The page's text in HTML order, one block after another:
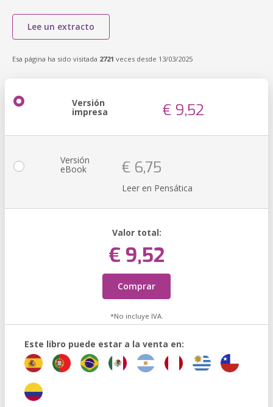
Lee un extracto
Esa página ha sido visitada 2721 veces desde 13/03/2025
Versión
impresa € 9,52
Versión
eBook € 6,75
Leer en Pensática
Valor total:
€ 9,52
Comprar
*No incluye IVA.
Este libro puede estar a la venta en: